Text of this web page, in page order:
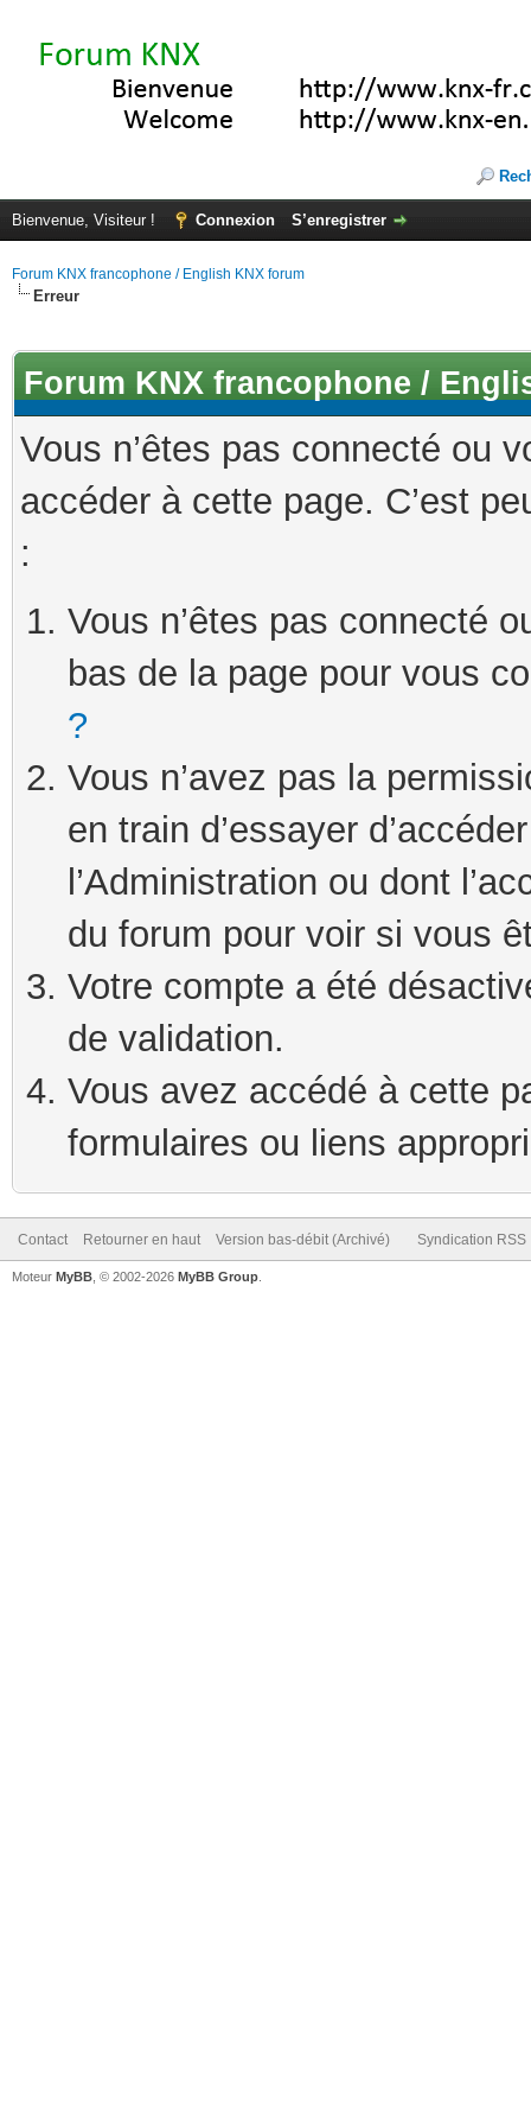
Bienvenue, Visiteur ! Connexion S’enregistrer
Forum KNX francophone / English KNX forum
Erreur
Forum KNX francophone /
Vous n’êtes pas connecté ou
accéder à cette page. C’est
:
Vous n’êtes pas connecté
bas de la page pour vous
?
Vous n’avez pas la
en train d’essayer
l’Administration ou dont
du forum pour voir si vous
Votre compte a été
de validation.
Vous avez accédé à cette
formulaires ou liens
Contact Retourner en haut Version bas-débit (Archivé) Syndication RSS
Moteur MyBB , © 2002-2026 MyBB Group